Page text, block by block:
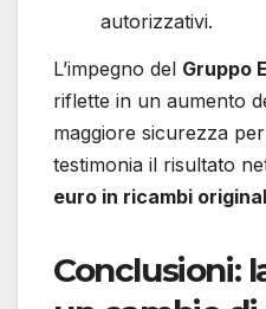
autorizzativi.
L’impegno del Gruppo
riflette in un aumento
maggiore sicurezza
testimonia il risultato
euro in ricambi
Conclusioni: